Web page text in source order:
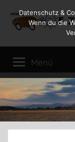
Inhalt
Reiseblog
Leben
im
Wohnmobil
Menü
Datenschutz &
Wenn du die